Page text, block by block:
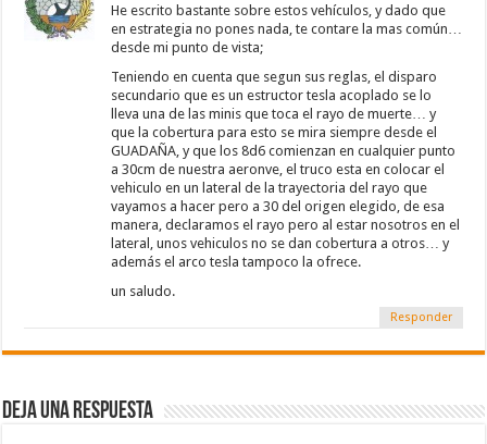
He escrito bastante sobre estos vehículos, y dado que
en estrategia no pones nada, te contare la mas común…
desde mi punto de vista;
Teniendo en cuenta que segun sus reglas, el disparo
secundario que es un estructor tesla acoplado se lo
lleva una de las minis que toca el rayo de muerte… y
que la cobertura para esto se mira siempre desde el
GUADAÑA, y que los 8d6 comienzan en cualquier punto
a 30cm de nuestra aeronve, el truco esta en colocar el
vehiculo en un lateral de la trayectoria del rayo que
vayamos a hacer pero a 30 del origen elegido, de esa
manera, declaramos el rayo pero al estar nosotros en el
lateral, unos vehiculos no se dan cobertura a otros… y
además el arco tesla tampoco la ofrece.
un saludo.
Responder
Deja una respuesta